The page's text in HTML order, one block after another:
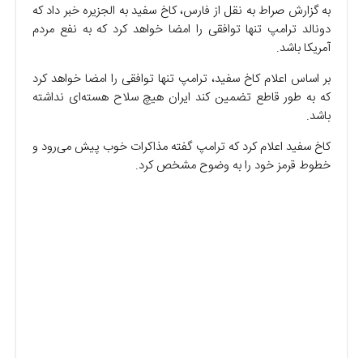
به گزارش صراط به نقل از فارس، کاخ سفید به الجزیره خبر داد که
دونالد ترامپ تنها توافقی را امضا خواهد کرد که به نفع مردم
آمریکا باشد.
بر اساس اعلام کاخ سفید، ترامپ تنها توافقی را امضا خواهد کرد
که به طور قاطع تضمین کند ایران هیچ سلاح هسته‌ای نداشته
باشد.
کاخ سفید اعلام کرد که ترامپ گفته مذاکرات خوب پیش می‌رود و
خطوط قرمز خود را به وضوح مشخص کرد.